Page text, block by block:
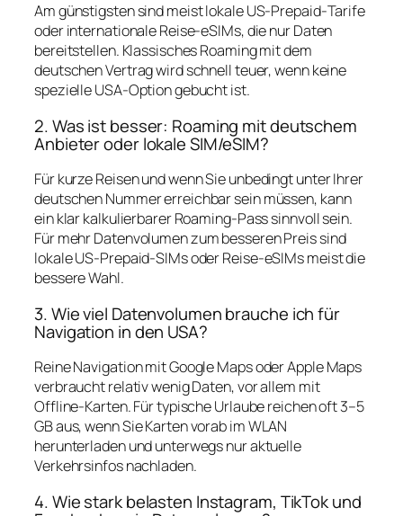
Am günstigsten sind meist lokale US‑Prepaid‑Tarife
oder internationale Reise‑eSIMs, die nur Daten
bereitstellen. Klassisches Roaming mit dem
deutschen Vertrag wird schnell teuer, wenn keine
spezielle USA‑Option gebucht ist.
2. Was ist besser: Roaming mit deutschem
Anbieter oder lokale SIM/eSIM?
Für kurze Reisen und wenn Sie unbedingt unter Ihrer
deutschen Nummer erreichbar sein müssen, kann
ein klar kalkulierbarer Roaming‑Pass sinnvoll sein.
Für mehr Datenvolumen zum besseren Preis sind
lokale US‑Prepaid‑SIMs oder Reise‑eSIMs meist die
bessere Wahl.
3. Wie viel Datenvolumen brauche ich für
Navigation in den USA?
Reine Navigation mit Google Maps oder Apple Maps
verbraucht relativ wenig Daten, vor allem mit
Offline‑Karten. Für typische Urlaube reichen oft 3–5
GB aus, wenn Sie Karten vorab im WLAN
herunterladen und unterwegs nur aktuelle
Verkehrsinfos nachladen.
4. Wie stark belasten Instagram, TikTok und